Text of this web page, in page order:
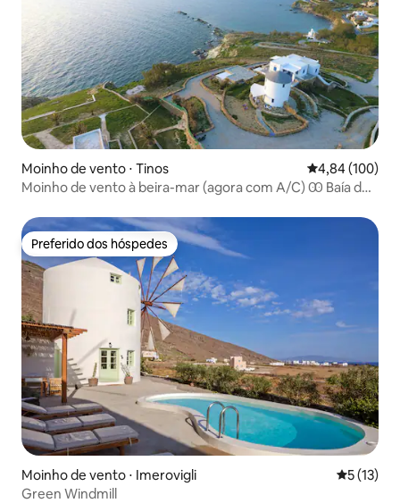
Moinho de vento ⋅ Tinos 4,84 de uma
4,84 (100)
Moinho de vento à beira-mar (agora com A/C) Ꙭ Baía de
Preferido dos hóspedes
Preferido dos hóspedes
Moinho de vento ⋅ Imerovigli 5 de uma
5 (13)
Green Windmill